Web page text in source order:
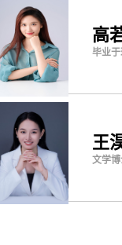
高
毕业
王
文学